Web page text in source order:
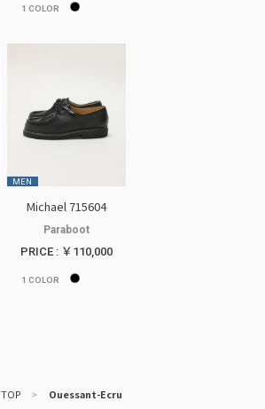
1 COLOR
MEN
Michael 715604
Paraboot
PRICE : ￥110,000
1 COLOR
TOP > Ouessant-Ecru